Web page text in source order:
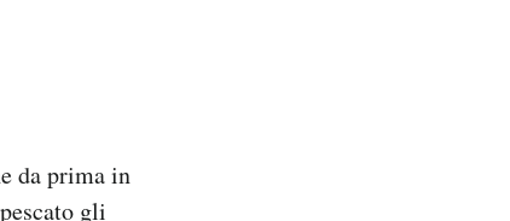
da prima in
gli